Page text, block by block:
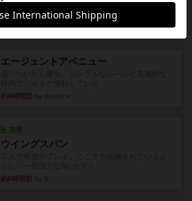
ーム入門作品です♪(＾＾)...
約7時間前by あんちっく
エージェントアベニュー
約8時間前
充実
ウイングスパン
約8時間前